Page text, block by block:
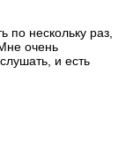
по нескольку раз,
очень
и есть